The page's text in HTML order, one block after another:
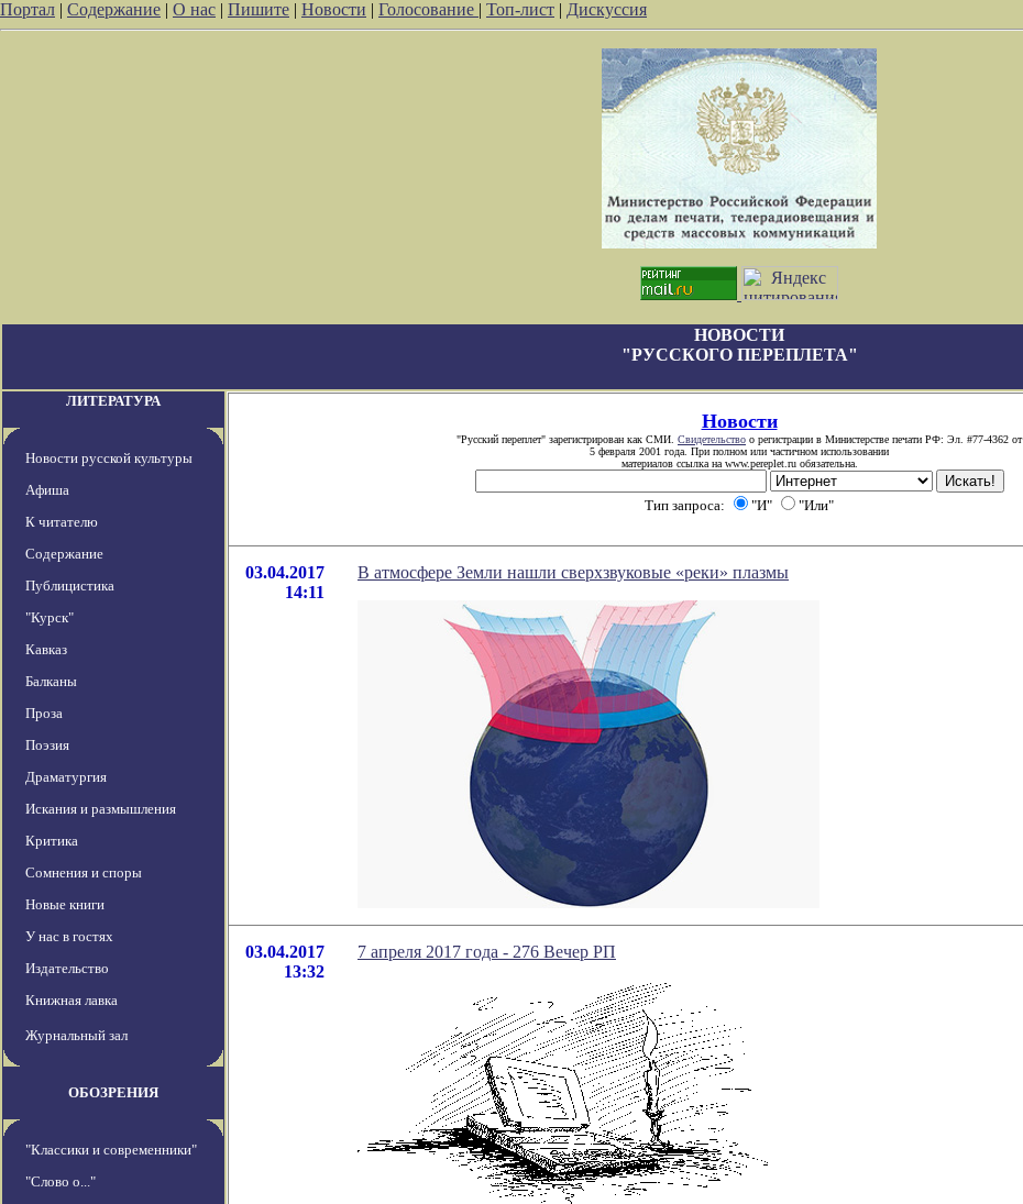
Портал | Содержание | О нас | Пишите | Новости | Голосование | Топ-лист | Дискуссия
НОВОСТИ
"РУССКОГО ПЕРЕПЛЕТА"
ЛИТЕРАТУРА
Новости русской культуры
Афиша
К читателю
Содержание
Публицистика
"Курск"
Кавказ
Балканы
Проза
Поэзия
Драматургия
Искания и размышления
Критика
Сомнения и споры
Новые книги
У нас в гостях
Издательство
Книжная лавка
Журнальный зал
ОБОЗРЕНИЯ
"Классики и современники"
"Слово о..."
Новости
"Русский переплет" зарегистрирован как СМИ. Свидетельство о регистрации в Министерстве печати РФ: Эл. #77-4362 от
5 февраля 2001 года. При полном или частичном использовании
материалов ссылка на www.pereplet.ru обязательна.
Тип запроса: "И" "Или"
03.04.2017
14:11
В атмосфере Земли нашли сверхзвуковые «реки» плазмы
03.04.2017
13:32
7 апреля 2017 года - 276 Вечер РП